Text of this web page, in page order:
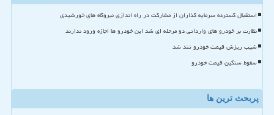
استقبال گسترده سرمایه گذاران از مشارکت در راه اندازی نیروگاه های خورشیدی
نظارت بر خودرو های وارداتی دو مرحله ای شد این خودرو ها اجازه ورود ندارند
شیب ریزش قیمت خودرو تند شد
سقوط سنگین قیمت خودرو
پربحث ترین ها